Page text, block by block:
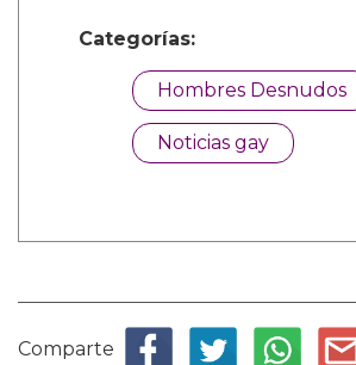
Categorías:
Hombres Desnudos
Noticias gay
Comparte